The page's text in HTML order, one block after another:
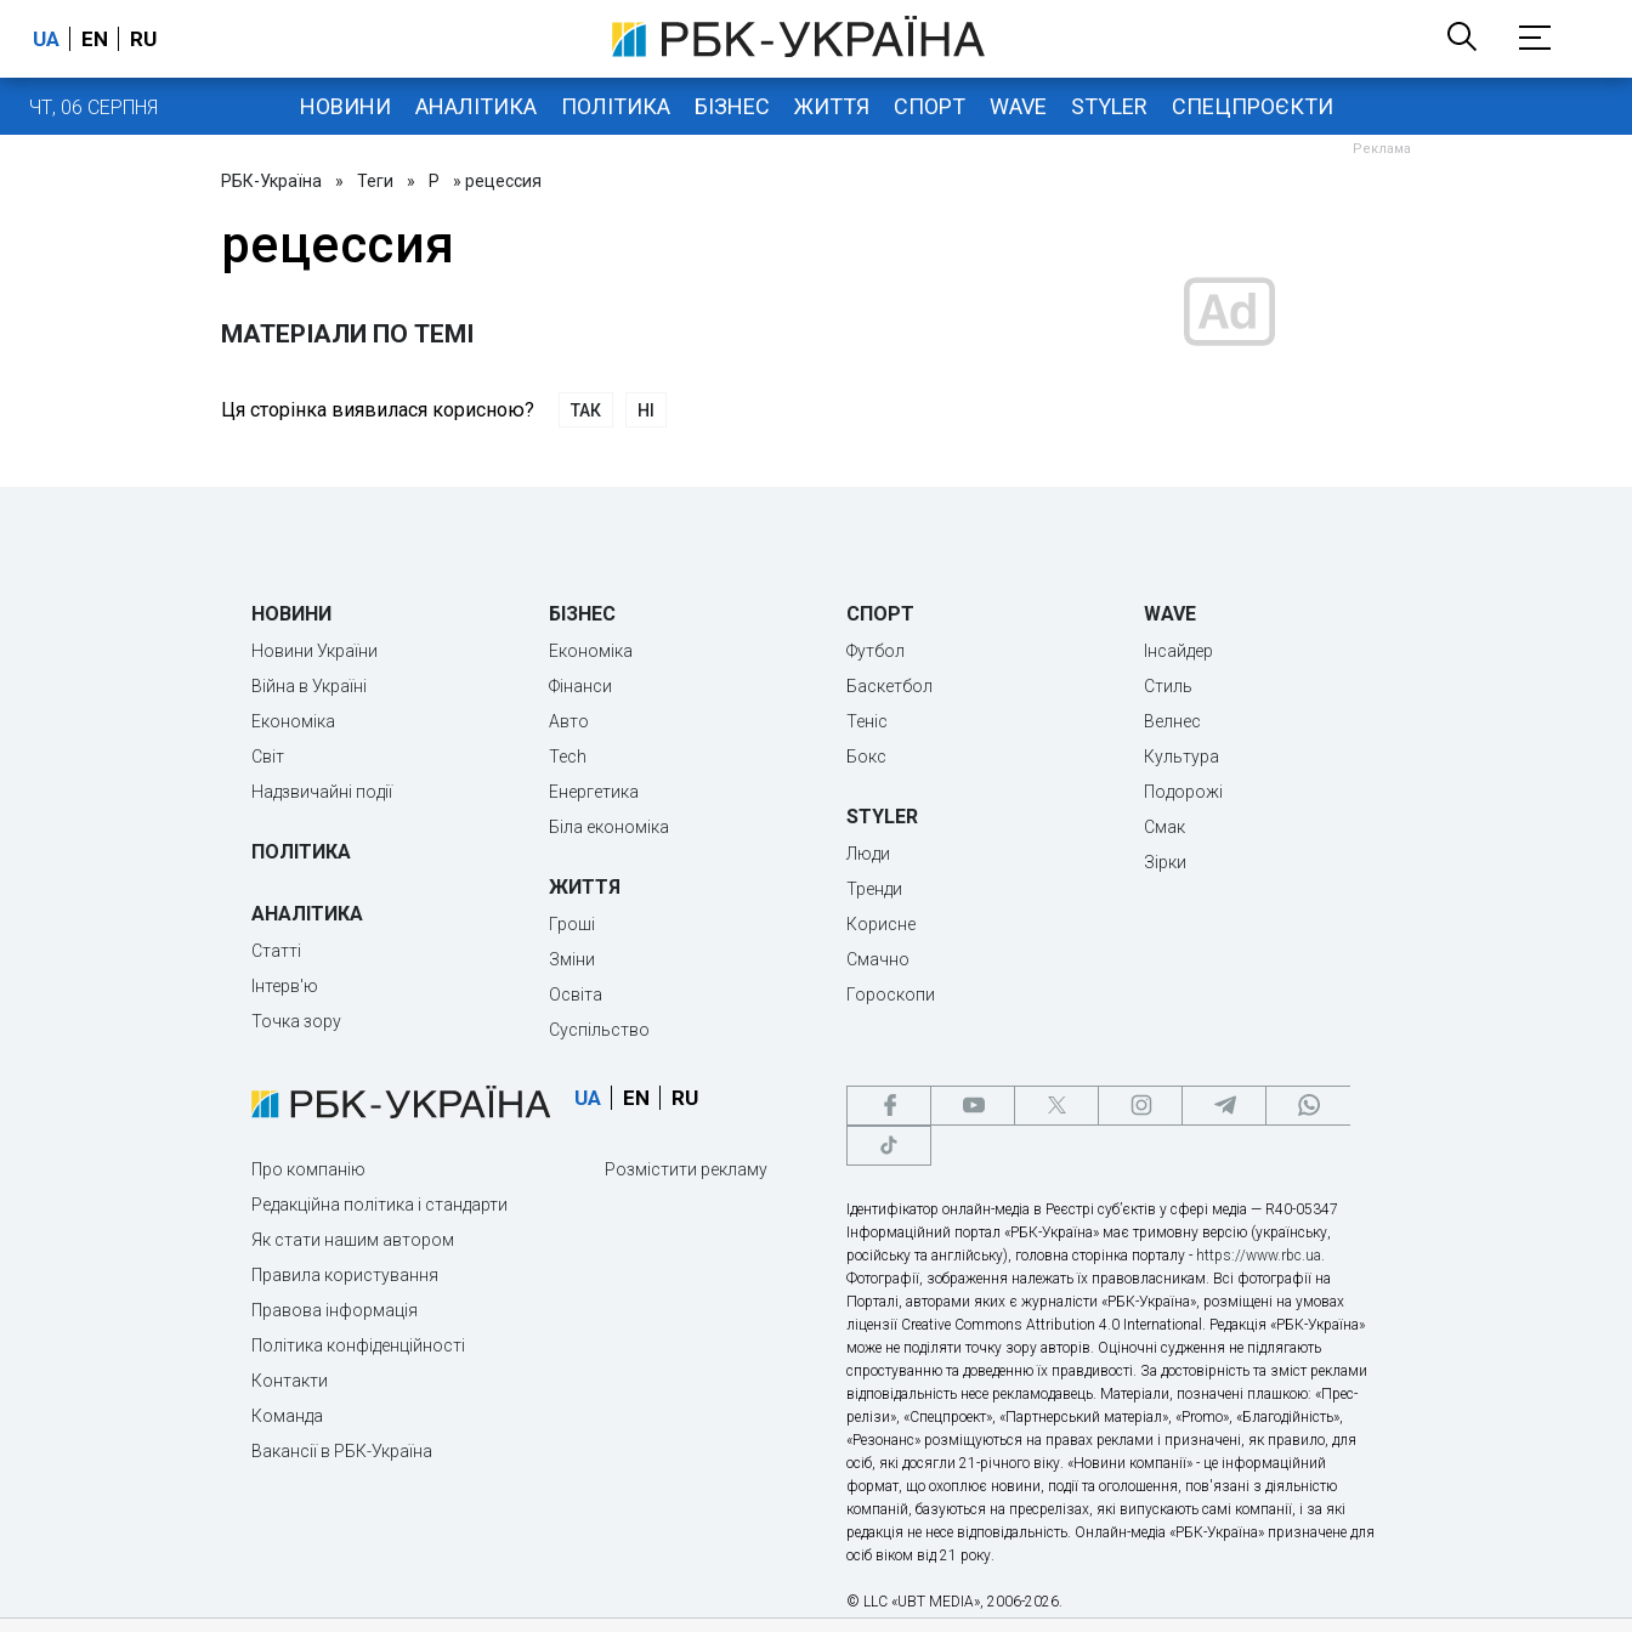
UA EN RU
ЧТ, 06 СЕРПНЯ НОВИНИ АНАЛІТИКА ПОЛІТИКА БІЗНЕС ЖИТТЯ СПОРТ WAVE STYLER СПЕЦПРОЄКТИ
РБК-Україна » Теги » Р » рецессия
рецессия
МАТЕРІАЛИ ПО ТЕМІ
Ця сторінка виявилася корисною? ТАК НІ
НОВИНИ
Новини України
Війна в Україні
Економіка
Світ
Надзвичайні події
ПОЛІТИКА
АНАЛІТИКА
Статті
Інтерв'ю
Точка зору
БІЗНЕС
Економіка
Фінанси
Авто
Tech
Енергетика
Біла економіка
ЖИТТЯ
Гроші
Зміни
Освіта
Суспільство
СПОРТ
Футбол
Баскетбол
Теніс
Бокс
STYLER
Люди
Тренди
Корисне
Смачно
Гороскопи
WAVE
Інсайдер
Стиль
Велнес
Культура
Подорожі
Смак
Зірки
UA EN RU
Про компанію
Редакційна політика і стандарти
Як стати нашим автором
Правила користування
Правова інформація
Політика конфіденційності
Контакти
Команда
Вакансії в РБК-Україна
Розмістити рекламу
Ідентифікатор онлайн-медіа в Реєстрі суб’єктів у сфері медіа — R40-05347
Інформаційний портал «РБК-Україна» має тримовну версію (українську,
російську та англійську), головна сторінка порталу - https://www.rbc.ua.
Фотографії, зображення належать їх правовласникам. Всі фотографії на
Порталі, авторами яких є журналісти «РБК-Україна», розміщені на умовах
ліцензії Creative Commons Attribution 4.0 International. Редакція «РБК-Україна»
може не поділяти точку зору авторів. Оціночні судження не підлягають
спростуванню та доведенню їх правдивості. За достовірність та зміст реклами
відповідальність несе рекламодавець. Матеріали, позначені плашкою: «Прес-
релізи», «Спецпроект», «Партнерський матеріал», «Promo», «Благодійність»,
«Резонанс» розміщуються на правах реклами і призначені, як правило, для
осіб, які досягли 21-річного віку. «Новини компанії» - це інформаційний
формат, що охоплює новини, події та оголошення, пов'язані з діяльністю
компаній, базуються на пресрелізах, які випускають самі компанії, і за які
редакція не несе відповідальність. Онлайн-медіа «РБК-Україна» призначене для
осіб віком від 21 року.
© LLC «UBT MEDIA», 2006-2026.